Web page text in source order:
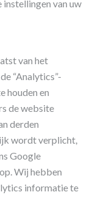
instellingen van uw
van het
“Analytics”-
houden en
de website
derden
wordt verplicht,
Google
Wij hebben
informatie te